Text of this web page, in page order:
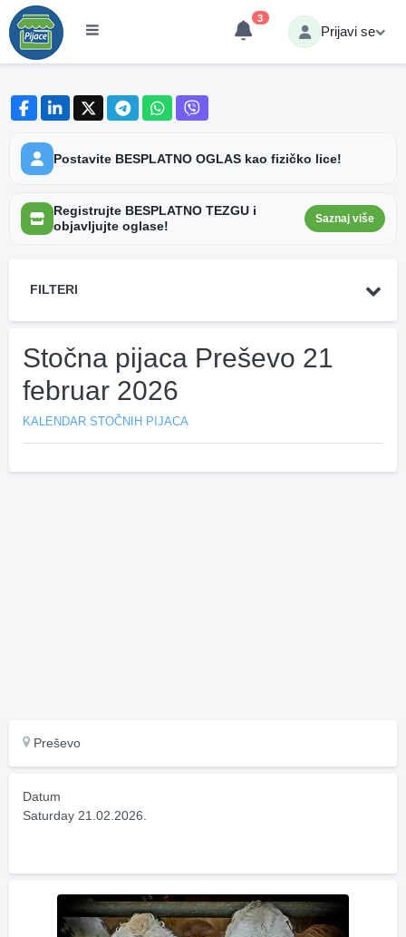
3
Prijavi se
Postavite BESPLATNO OGLAS kao fizičko lice!
Registrujte BESPLATNO TEZGU i
objavljujte oglase!
Saznaj više
FILTERI
Stočna pijaca Preševo 21
februar 2026
KALENDAR STOČNIH PIJACA
Preševo
Datum
Saturday 21.02.2026.